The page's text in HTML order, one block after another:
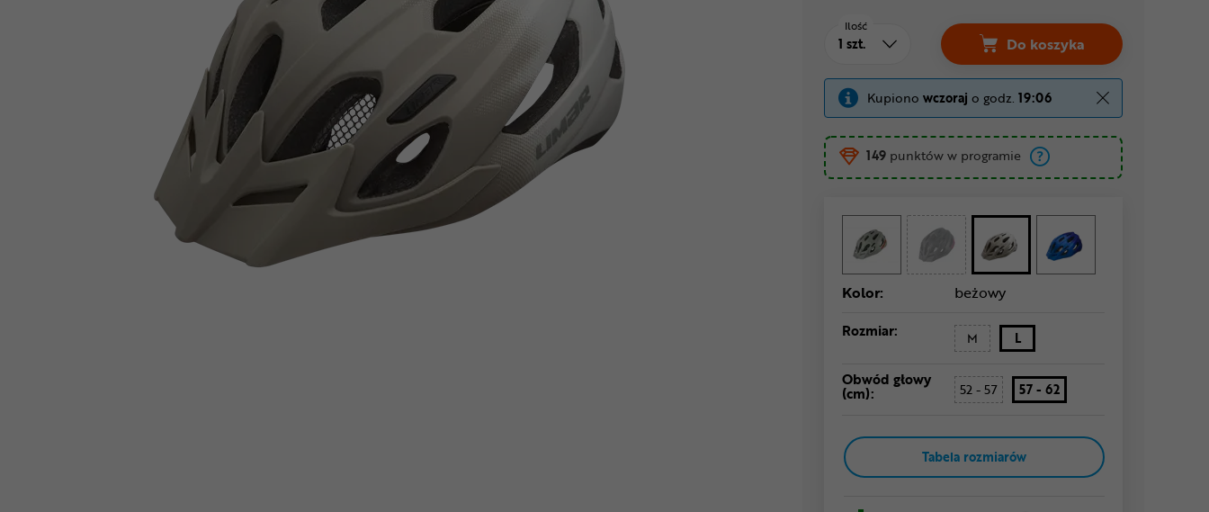
Ilość
Do koszyka
Kupiono wczoraj o godz. 19:06
149 punktów w programie
Kolor: beżowy
Rozmiar: M L
Obwód głowy
(cm): 52 - 57 57 - 62
Tabela rozmiarów